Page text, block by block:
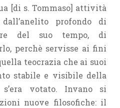
[di s. Tommaso] attività
profondo di
del suo tempo, di
perchè servisse ai fini
teocrazia che ai suoi
stabile e visibile della
votato. Invano si
nuove filosofiche: il